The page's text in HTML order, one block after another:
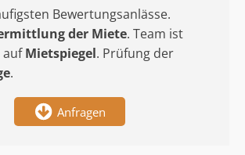
Bewertungsanlässe.
der Miete. Team ist
aufMietspiegel. Prüfung der
.
Anfragen